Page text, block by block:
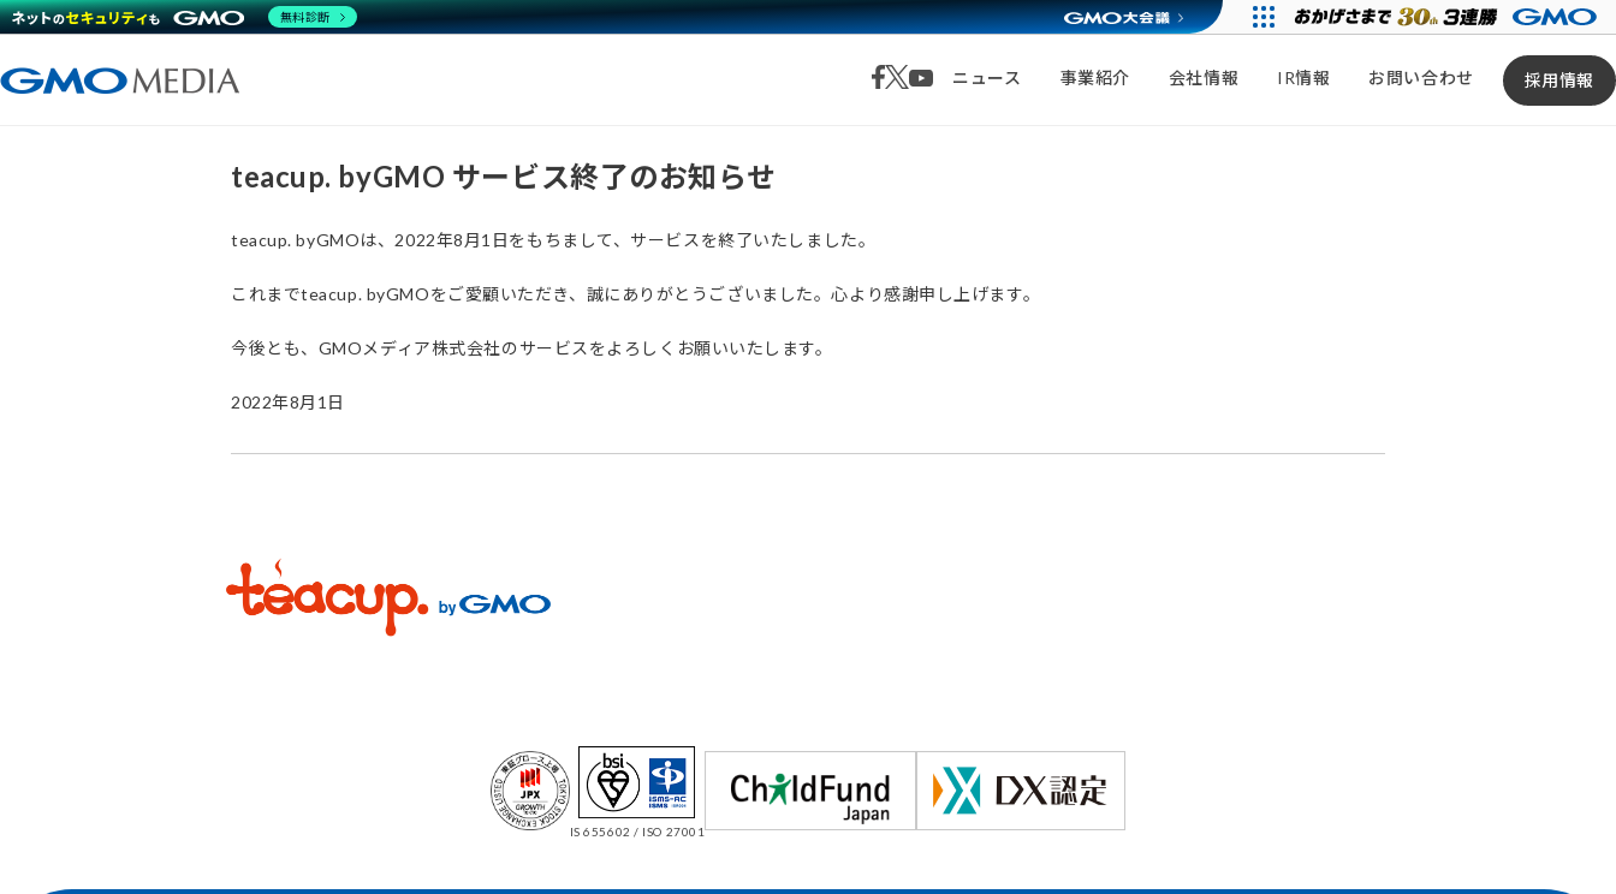
ニュース 事業紹介 会社情報 IR情報 お問い合わせ 採用情報
teacup. byGMO サービス終了のお知らせ
teacup. byGMOは、2022年8月1日をもちまして、サービスを終了いたしました。
これまでteacup. byGMOをご愛顧いただき、誠にありがとうございました。心より感謝申し上げます。
今後とも、GMOメディア株式会社のサービスをよろしくお願いいたします。
2022年8月1日
IS 655602 / ISO 27001
無料診断